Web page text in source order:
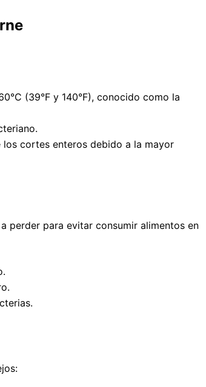
(39°F y 140°F), conocido como la
cortes enteros debido a la mayor
perder para evitar consumir alimentos en